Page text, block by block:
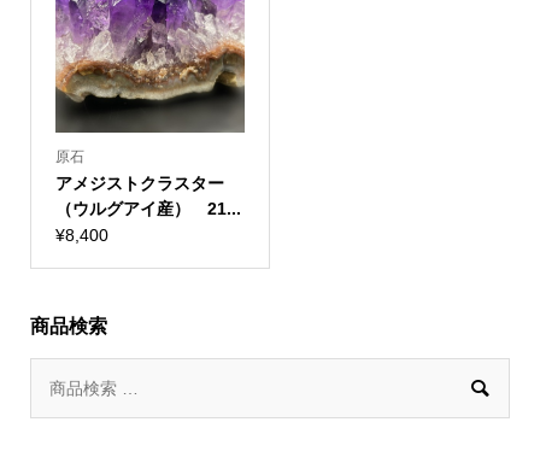
原石
アメジストクラスター
（ウルグアイ産） 21...
¥8,400
商品検索
